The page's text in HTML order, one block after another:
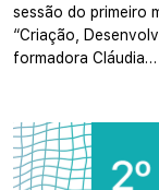
sessão do primeiro
“Criação,
formadora Cláudia…